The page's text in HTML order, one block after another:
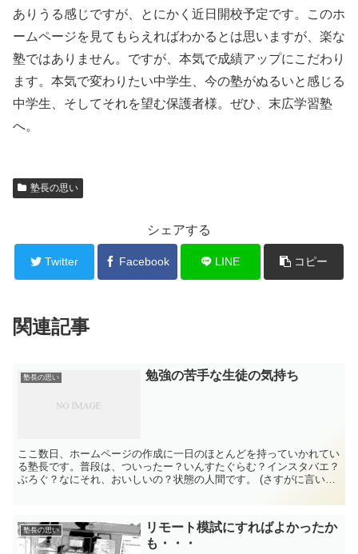
ありうる感じですが、とにかく近日開校予定です。このホ
ームページを見てもらえればわかるとは思いますが、楽な
塾ではありません。ですが、本気で成績アップにこだわり
ます。本気で変わりたい中学生、今の塾がぬるいと感じる
中学生、そしてそれを望む保護者様。ぜひ、末広学習塾
へ。
塾長の思い
シェアする
Twitter Facebook LINE コピー
関連記事
塾長の思い 勉強の苦手な生徒の気持ち
ここ数日、ホームページの作成に一日のほとんどを持っていかれてい
る塾長です。普段は、ついったー？いんすたぐらむ？インスタバエ？
ぶろぐ？なにそれ、おいしいの？状態の人間です。 (さすがに言いす
塾長の思い
リモート模試にすればよかったか
も・・・